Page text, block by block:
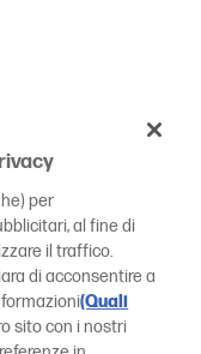
per
al fine di
il traffico.
di acconsentire a
(Quali
sito con i nostri